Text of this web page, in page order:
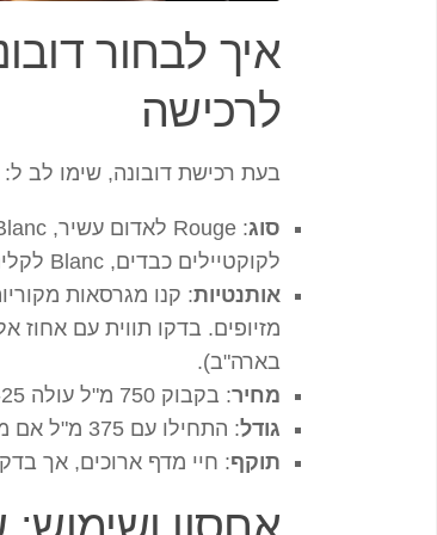
איך לבחור
לרכישה
בעת רכישת דובונה, שימו לב ל:
סוג
לקוקטיילים כבדים, Blanc לקלים.
אותנטיות
בארה"ב).
מחיר: בקבוק 750 מ"ל עולה 15-25 דולר, זול יחסית.
גודל: התחילו עם 375 מ"ל אם מתחילים.
תוקף: חיי מדף ארוכים, אך